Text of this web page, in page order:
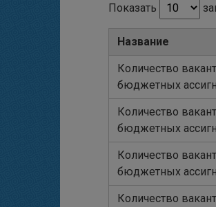
Показать
Название
Количество
бюджетных
Количество
бюджетных
Количество
бюджетных
Количество